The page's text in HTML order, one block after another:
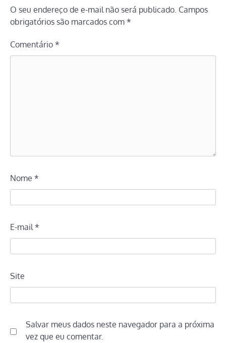
O seu endereço de e-mail não será publicado. Campos
obrigatórios são marcados com *
Comentário *
Nome *
E-mail*
Site
Salvar meus dados neste navegador para a próxima
vez que eu comentar.